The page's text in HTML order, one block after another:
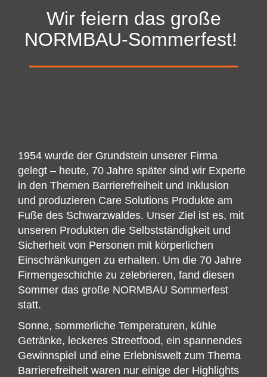
Wir feiern das große
NORMBAU-Sommerfest!
1954 wurde der Grundstein unserer Firma
gelegt – heute, 70 Jahre später sind wir Experte
in den Themen Barrierefreiheit und Inklusion
und produzieren Care Solutions Produkte am
Fuße des Schwarzwaldes. Unser Ziel ist es, mit
unseren Produkten die Selbstständigkeit und
Sicherheit von Personen mit körperlichen
Einschränkungen zu erhalten. Um die 70 Jahre
Firmengeschichte zu zelebrieren, fand diesen
Sommer das große NORMBAU Sommerfest
statt.
Sonne, sommerliche Temperaturen, kühle
Getränke, leckeres Streetfood, ein spannendes
Gewinnspiel und eine Erlebniswelt zum Thema
Barrierefreiheit waren nur einige der Highlights